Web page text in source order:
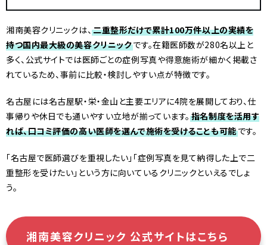
湘南美容クリニックは、二重整形だけで累計100万件以上の実績を
持つ国内最大級の美容クリニックです。在籍医師数が280名以上と
多く、公式サイトでは医師ごとの症例写真や得意施術が細かく掲載さ
れているため、事前に比較・検討しやすい点が特徴です。
名古屋には名古屋駅・栄・金山と主要エリアに4院を展開しており、仕
事帰りや休日でも通いやすい立地が揃っています。 指名制度を活用す
れば、口コミ評価の高い医師を選んで施術を受けることも可能です。
「名古屋で医師選びを重視したい」「症例写真を見て納得した上で二
重整形を受けたい」という方に向いているクリニックといえるでしょ
う。
湘南美容クリニック 公式サイトはこちら